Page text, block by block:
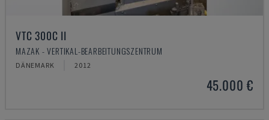
VTC 300C II
MAZAK - VERTIKAL-BEARBEITUNGSZENTRUM
DÄNEMARK 2012
45.000 €